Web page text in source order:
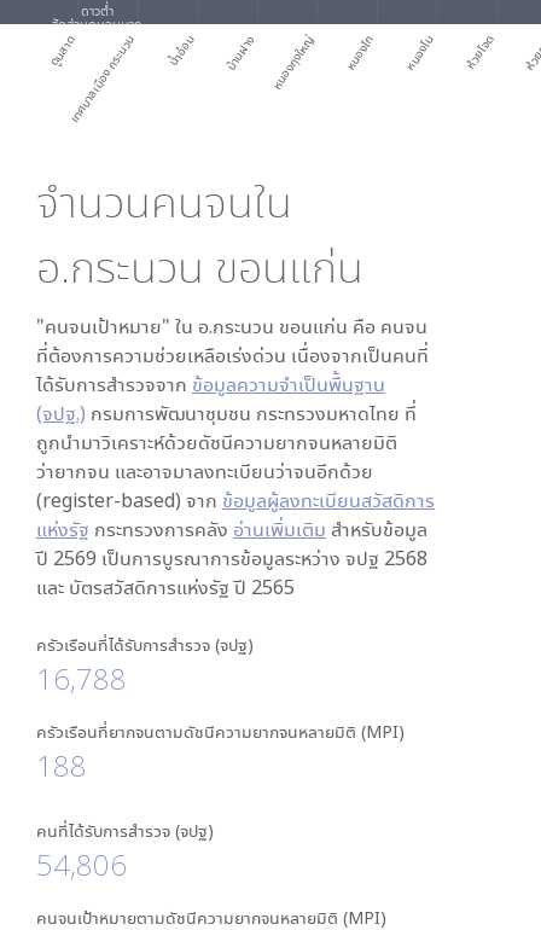
ดูนสาดเทศบาลเมือง กระนวน น้ำอ้อม บ้านฝาง หนองกุงใหญ่ หนองโก หนองโน ห้วยโจด ห้
ดาวต่ำ
สัดส่วนคนจนมาก
จำนวนคนจนใน
อ.กระนวน ขอนแก่น
"คนจนเป้าหมาย" ใน อ.กระนวน ขอนแก่น คือ คนจน
ที่ต้องการความช่วยเหลือเร่งด่วน เนื่องจากเป็นคนที่
ได้รับการสำรวจจาก ข้อมูลความจำเป็นพื้นฐาน
(จปฐ.) กรมการพัฒนาชุมชน กระทรวงมหาดไทย ที่
ถูกนำมาวิเคราะห์ด้วยดัชนีความยากจนหลายมิติ
ว่ายากจน และอาจมาลงทะเบียนว่าจนอีกด้วย
(register-based) จาก ข้อมูลผู้ลงทะเบียนสวัสดิการ
แห่งรัฐ กระทรวงการคลัง อ่านเพิ่มเติม สำหรับข้อมูล
ปี 2569 เป็นการบูรณาการข้อมูลระหว่าง จปฐ 2568
และ บัตรสวัสดิการแห่งรัฐ ปี 2565
ครัวเรือนที่ได้รับการสำรวจ (จปฐ)
16,788
ครัวเรือนที่ยากจนตามดัชนีความยากจนหลายมิติ (MPI)
188
คนที่ได้รับการสำรวจ (จปฐ)
54,806
คนจนเป้าหมายตามดัชนีความยากจนหลายมิติ (MPI)